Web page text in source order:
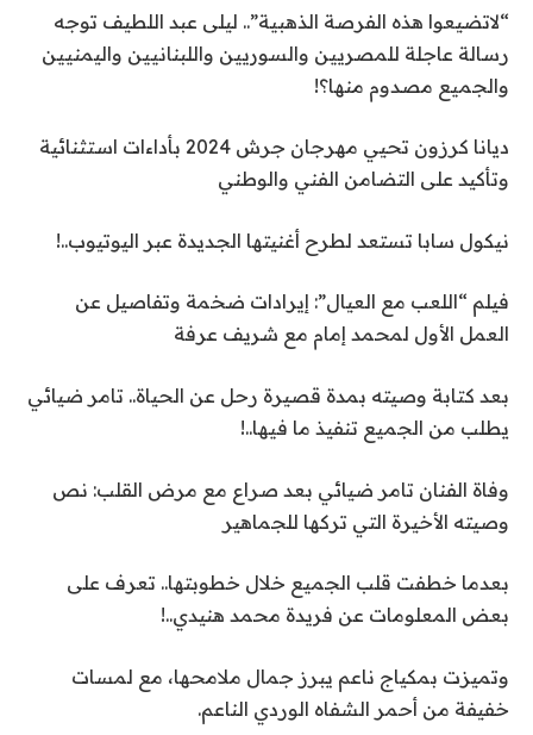
“لاتضيعوا هذه الفرصة الذهبية”.. ليلى عبد اللطيف توجه
رسالة عاجلة للمصريين والسوريين واللبنانيين واليمنيين
والجميع مصدوم منها؟!
ديانا كرزون تحيي مهرجان جرش 2024 بأداءات استثنائية
وتأكيد على التضامن الفني والوطني
نيكول سابا تستعد لطرح أغنيتها الجديدة عبر اليوتيوب..!
فيلم “اللعب مع العيال”: إيرادات ضخمة وتفاصيل عن
العمل الأول لمحمد إمام مع شريف عرفة
بعد كتابة وصيته بمدة قصيرة رحل عن الحياة.. تامر ضيائي
يطلب من الجميع تنفيذ ما فيها..!
وفاة الفنان تامر ضيائي بعد صراع مع مرض القلب: نص
وصيته الأخيرة التي تركها للجماهير
بعدما خطفت قلب الجميع خلال خطوبتها.. تعرف على
بعض المعلومات عن فريدة محمد هنيدي..!
وتميزت بمكياج ناعم يبرز جمال ملامحها، مع لمسات
خفيفة من أحمر الشفاه الوردي الناعم.